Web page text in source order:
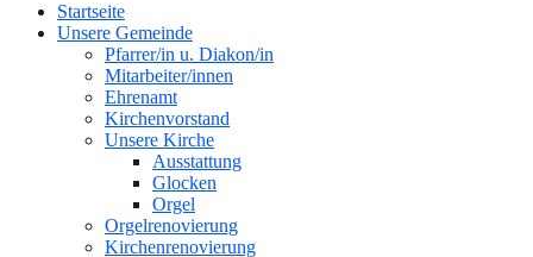
oben
Startseite
Unsere Gemeinde
Pfarrer/in u. Diakon/in
Mitarbeiter/innen
Ehrenamt
Kirchenvorstand
Unsere Kirche
Ausstattung
Glocken
Orgel
Orgelrenovierung
Kirchenrenovierung